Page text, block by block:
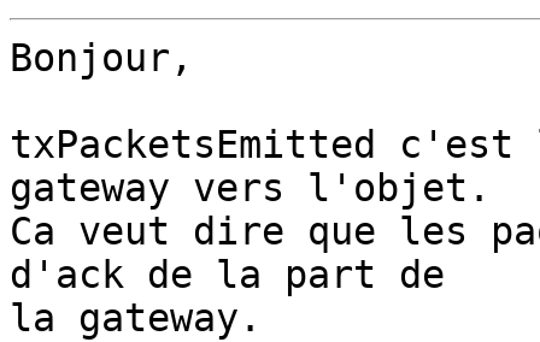
Bonjour,
txPacketsEmitted
gateway vers l'objet.
Ca veut dire que les
d'ack de la part de
la gateway.